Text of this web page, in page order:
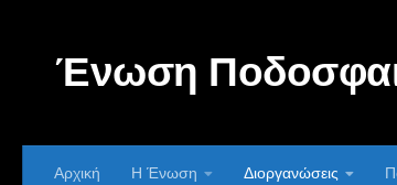
Ένωση
Αρχική Η Ένωση Διοργανώσεις